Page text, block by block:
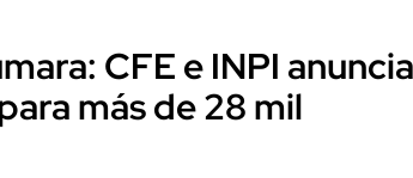
CFE e INPI
más de 28 mil